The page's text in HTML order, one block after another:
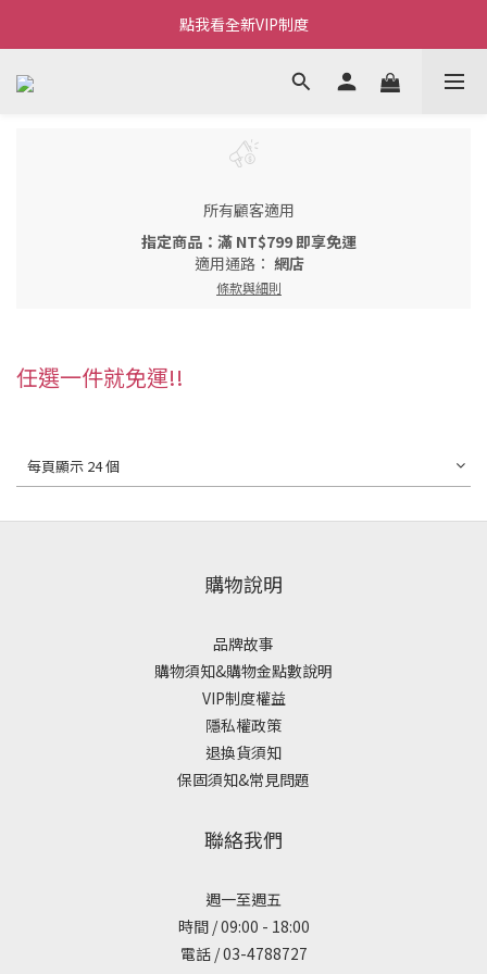
Welcome~私藏生活~
點我看全新VIP制度
全新購物金/點數使用說明
所有顧客適用
指定商品：滿 NT$799 即享免運
適用通路： 網店
條款與細則
任選一件就免運!!
每頁顯示 24 個
購物說明
品牌故事
購物須知&購物金點數說明
VIP制度權益
隱私權政策
退換貨須知
保固須知&常見問題
聯絡我們
週一至週五
時間 / 09:00 - 18:00
電話 / 03-4788727